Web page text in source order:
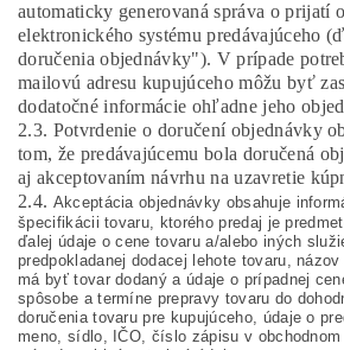
automaticky generovaná správa o prijatí
elektronického systému predávajúceho
doručenia objednávky"). V prípade
mailovú adresu kupujúceho môžu byť
dodatočné informácie ohľadne jeho
2.3. Potvrdenie o doručení objednávky
tom, že predávajúcemu bola doručená
aj akceptovaním návrhu na uzavretie
2.4. Akceptácia objednávky obsahuje
špecifikácii tovaru, ktorého predaj je
ďalej údaje o cene tovaru a/alebo iných
predpokladanej dodacej lehote tovaru,
má byť tovar dodaný a údaje o prípadnej
spôsobe a termíne prepravy tovaru do
doručenia tovaru pre kupujúceho, údaje o
meno, sídlo, IČO, číslo zápisu v